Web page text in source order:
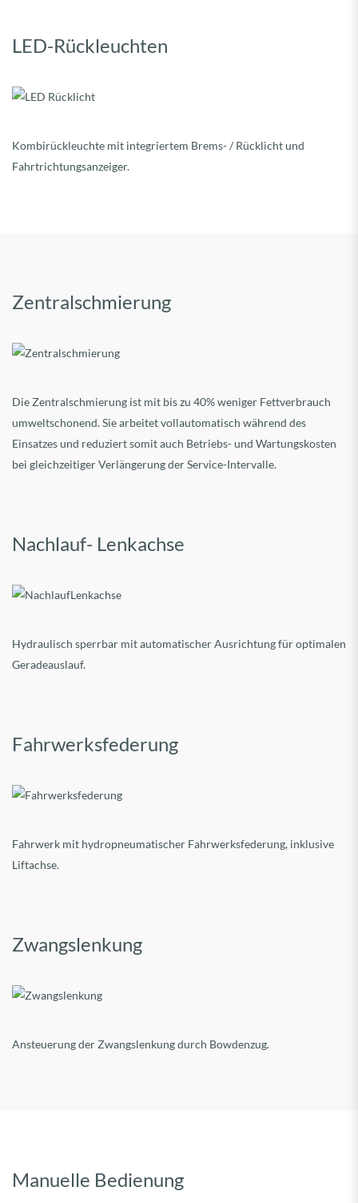
LED-Rückleuchten
Kombirückleuchte mit integriertem Brems- / Rücklicht und
Fahrtrichtungsanzeiger.
Zentralschmierung
Die Zentralschmierung ist mit bis zu 40% weniger Fettverbrauch
umweltschonend. Sie arbeitet vollautomatisch während des
Einsatzes und reduziert somit auch Betriebs- und Wartungskosten
bei gleichzeitiger Verlängerung der Service-Intervalle.
Nachlauf- Lenkachse
Hydraulisch sperrbar mit automatischer Ausrichtung für optimalen
Geradeauslauf.
Fahrwerksfederung
Fahrwerk mit hydropneumatischer Fahrwerksfederung, inklusive
Liftachse.
Zwangslenkung
Ansteuerung der Zwangslenkung durch Bowdenzug.
Manuelle Bedienung